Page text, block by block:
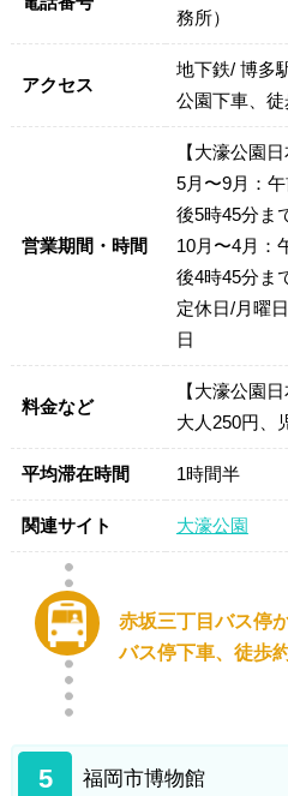
務所）
アクセス
地下鉄/ 博多
公園下車、徒
営業期間・時間
【大濠公園日
5月〜9月：
後5時45分ま
10月〜4月：
後4時45分ま
定休日/月曜
日
料金など
【大濠公園日
大人250円、
平均滞在時間 1時間半
関連サイト 大濠公園
赤坂三丁目バス停
バス停下車、徒歩
5 福岡市博物館